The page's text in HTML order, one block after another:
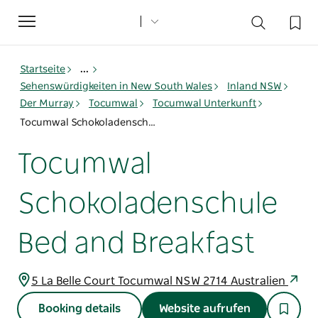
Toggle
navigation
Startseite
...
Sehenswürdigkeiten in New South Wales
Inland NSW
Der Murray
Tocumwal
Tocumwal Unterkunft
Tocumwal Schokoladenschule Bed and Breakfast
Tocumwal
Schokoladenschule
Bed and Breakfast
5 La Belle Court Tocumwal NSW 2714 Australien
Booking details Website aufrufen